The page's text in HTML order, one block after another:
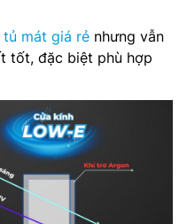
tủ mát giá rẻ nhưng vẫn
tốt, đặc biệt phù hợp